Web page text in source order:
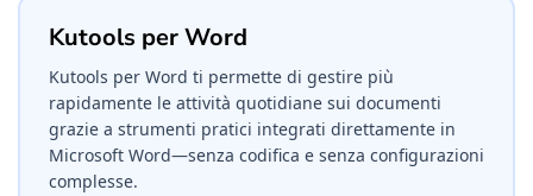
Kutools per Word
Kutools per Word ti permette di gestire più
rapidamente le attività quotidiane sui documenti
grazie a strumenti pratici integrati direttamente in
Microsoft Word—senza codifica e senza configurazioni
complesse.